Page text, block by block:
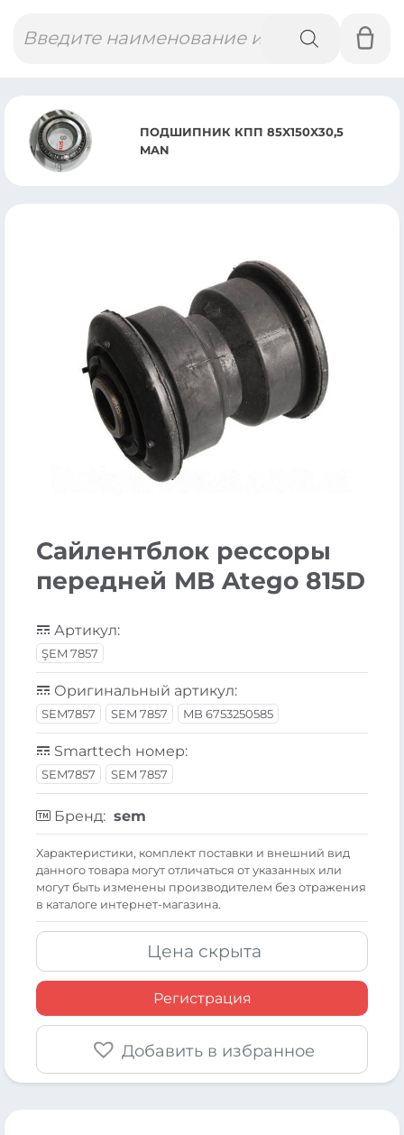
товаров
ПОДШИПНИК КПП 85X150X30,5
MAN
Сайлентблок рессоры
передней MB Atego 815D
Артикул:
ŞEM 7857
Оригинальный артикул:
SEM7857 SEM 7857 MB 6753250585
Smarttech номер:
SEM7857 SEM 7857
Бренд: sem
Xарактеристики, комплект поставки и внешний вид
данного товара могут отличаться от указанных или
могут быть изменены производителем без отражения
в каталоге интернет-магазина.
Цена скрыта
Регистрация
Добавить в избранное